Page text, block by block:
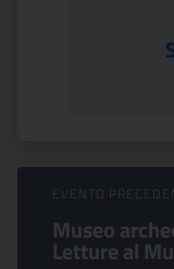
Sfoglia
EVENTO
Museo
Letture al